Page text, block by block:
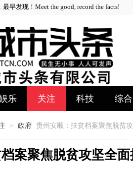
早发现！Meet the good, record the facts!
乐 关注 科技 综合
> 政府 贵州安顺：扶贫档案聚焦脱贫
案聚焦脱贫攻坚全